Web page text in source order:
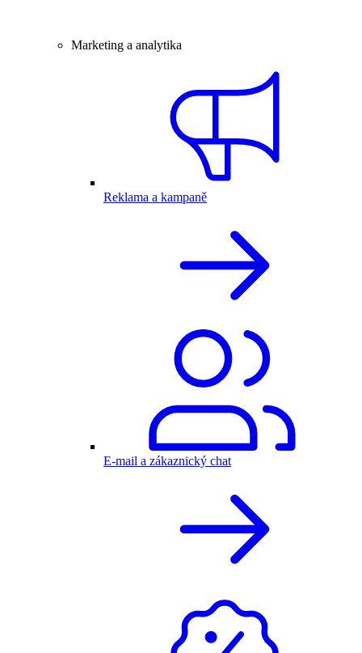
Marketing a analytika
Reklama a kampaně
E-mail a zákaznický chat